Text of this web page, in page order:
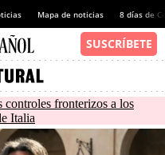
Mapa de noticias 8 días de
controles fronterizos a los
Italia